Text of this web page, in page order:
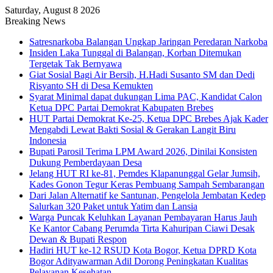
Saturday, August 8 2026
Breaking News
Satresnarkoba Balangan Ungkap Jaringan Peredaran Narkoba
Insiden Laka Tunggal di Balangan, Korban Ditemukan
Tergetak Tak Bernyawa
Giat Sosial Bagi Air Bersih, H.Hadi Susanto SM dan Dedi
Risyanto SH di Desa Kemukten
Syarat Minimal dapat dukungan Lima PAC, Kandidat Calon
Ketua DPC Partai Demokrat Kabupaten Brebes
HUT Partai Demokrat Ke-25, Ketua DPC Brebes Ajak Kader
Mengabdi Lewat Bakti Sosial & Gerakan Langit Biru
Indonesia
Bupati Parosil Terima LPM Award 2026, Dinilai Konsisten
Dukung Pemberdayaan Desa
Jelang HUT RI ke-81, Pemdes Klapanunggal Gelar Jumsih,
Kades Gonon Tegur Keras Pembuang Sampah Sembarangan
Dari Jalan Alternatif ke Santunan, Pengelola Jembatan Kedep
Salurkan 320 Paket untuk Yatim dan Lansia
Warga Puncak Keluhkan Layanan Pembayaran Harus Jauh
Ke Kantor Cabang Perumda Tirta Kahuripan Ciawi Desak
Dewan & Bupati Respon
Hadiri HUT ke-12 RSUD Kota Bogor, Ketua DPRD Kota
Bogor Adityawarman Adil Dorong Peningkatan Kualitas